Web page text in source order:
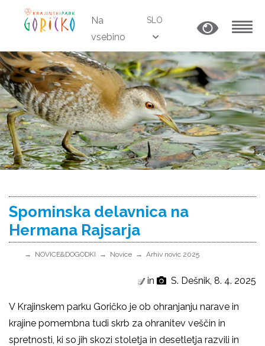
Na
vsebino
SLO
Spominska delavnica na
Hermana Rajsarja
NOVICE&DOGODKI Novice Arhiv novic 2025
in S. Dešnik, 8. 4. 2025
V Krajinskem parku Goričko je ob ohranjanju narave in
krajine pomembna tudi skrb za ohranitev veščin in
spretnosti, ki so jih skozi stoletja in desetletja razvili in